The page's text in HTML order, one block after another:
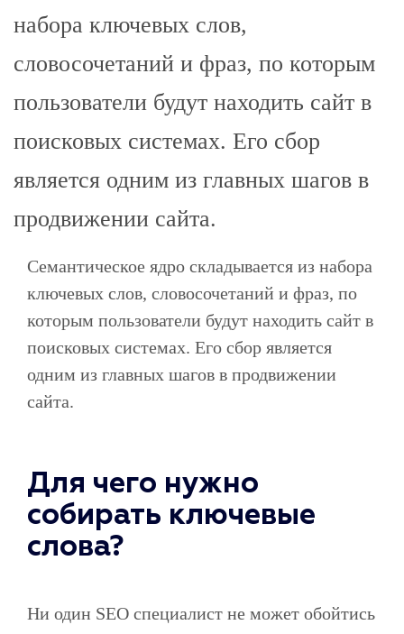
набора ключевых слов,
словосочетаний и фраз, по которым
пользователи будут находить сайт в
поисковых системах. Его сбор
является одним из главных шагов в
продвижении сайта.
Семантическое ядро складывается из набора
ключевых слов, словосочетаний и фраз, по
которым пользователи будут находить сайт в
поисковых системах. Его сбор является
одним из главных шагов в продвижении
сайта.
Для чего нужно
собирать ключевые
слова?
Ни один SEO специалист не может обойтись